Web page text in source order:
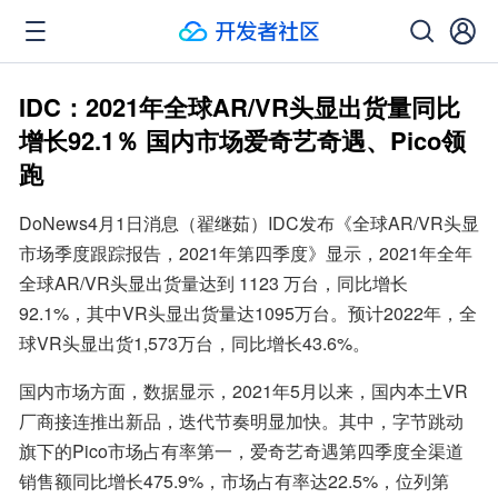
IDC：2021年全球AR/VR头显出货量同比
增长92.1％ 国内市场爱奇艺奇遇、Pico领
跑
DoNews4月1日消息（翟继茹）IDC发布《全球AR/VR头显
市场季度跟踪报告，2021年第四季度》显示，2021年全年
全球AR/VR头显出货量达到 1123 万台，同比增长
92.1%，其中VR头显出货量达1095万台。预计2022年，全
球VR头显出货1,573万台，同比增长43.6%。
国内市场方面，数据显示，2021年5月以来，国内本土VR
厂商接连推出新品，迭代节奏明显加快。其中，字节跳动
旗下的Pico市场占有率第一，爱奇艺奇遇第四季度全渠道
销售额同比增长475.9%，市场占有率达22.5%，位列第